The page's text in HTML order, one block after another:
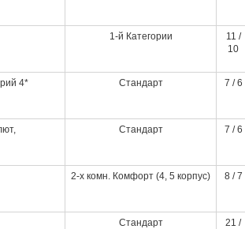
1-й Категории
11 /
10
4* Стандарт 7 / 6
Стандарт 7 / 6
2-х комн. Комфорт (4, 5 корпус) 8 / 7
Стандарт
21 /